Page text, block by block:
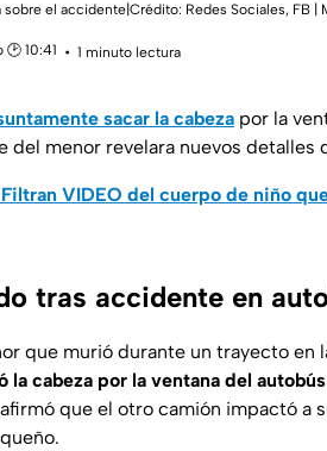
el accidente|Crédito: Redes Sociales, FB |
🕑 10:41
1 minuto lectura
sacar la cabeza por la
del menor revelara nuevos detalles
VIDEO del cuerpo de niño
tras accidente en
que murió durante un trayecto en
la cabeza por la ventana del
que el otro camión impactó a